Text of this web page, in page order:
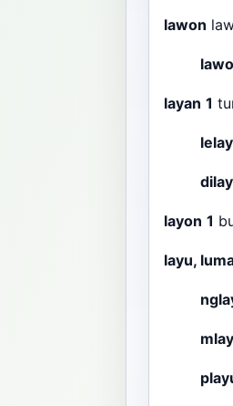
lawon
layan 1
layon 1
layu,